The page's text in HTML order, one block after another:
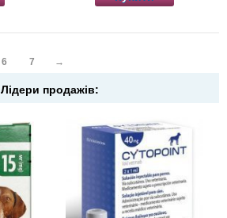
6 7 →
Лідери продажів: